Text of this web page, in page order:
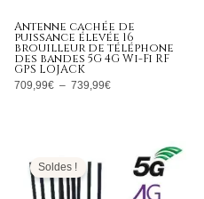
Antenne cachée de
puissance élevée 16
brouilleur de téléphone
des bandes 5G 4G Wi-Fi RF
GPS LOJACK
709,99€ – 739,99€
Soldes !initial
était :
1.299,00€.566,99€.